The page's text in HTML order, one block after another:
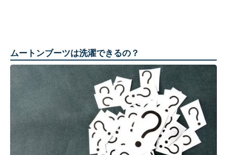
ムートンブーツは洗濯できるの？